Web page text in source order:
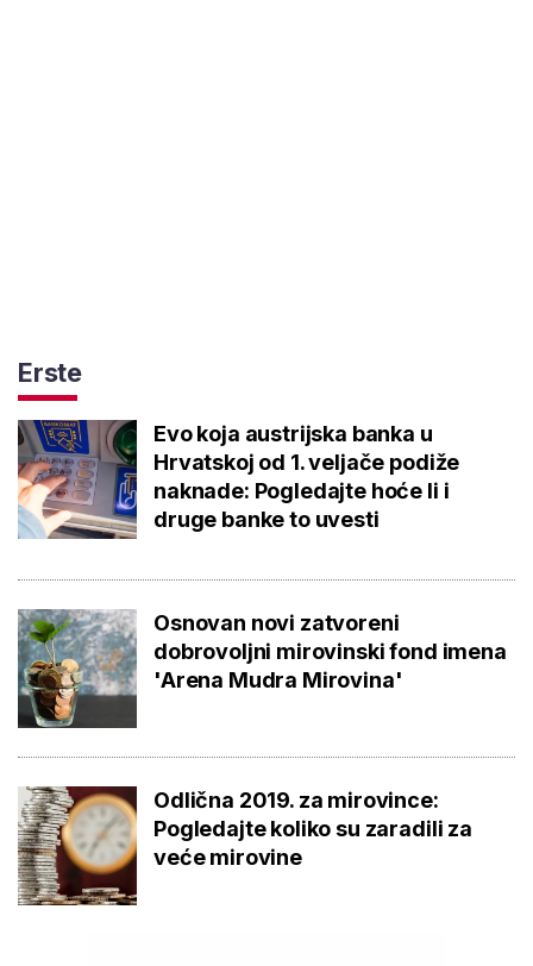
Erste
Evo koja austrijska banka u
Hrvatskoj od 1. veljače podiže
naknade: Pogledajte hoće li i
druge banke to uvesti
Osnovan novi zatvoreni
dobrovoljni mirovinski fond imena
'Arena Mudra Mirovina'
Odlična 2019. za mirovince:
Pogledajte koliko su zaradili za
veće mirovine